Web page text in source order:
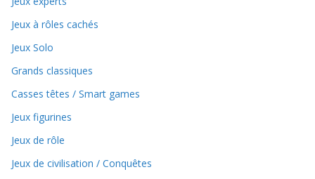
Jeux à rôles cachés
Jeux Solo
Grands classiques
Casses têtes / Smart games
Jeux figurines
Jeux de rôle
Jeux de civilisation / Conquêtes